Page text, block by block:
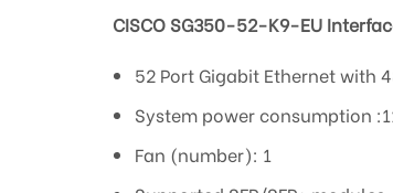
CISCO SG350-52-K9-EU
52 Port Gigabit Ethernet with
System power consumption
Fan (number): 1